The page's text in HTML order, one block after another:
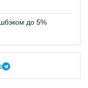
до 5%